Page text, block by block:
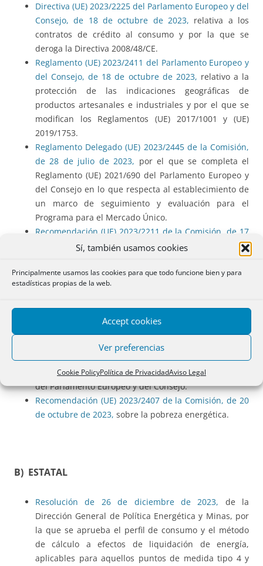
Sí, también usamos cookies
Principalmente usamos las cookies para que todo funcione bien y para
estadísticas propias de la web.
Accept cookies
Ver preferencias
Cookie PolicyPolítica de PrivacidadAviso Legal
Directiva (UE) 2023/2225 del Parlamento Europeo y del
Consejo, de 18 de octubre de 2023, relativa a los
contratos de crédito al consumo y por la que se
deroga la Directiva 2008/48/CE.
Reglamento (UE) 2023/2411 del Parlamento Europeo y
del Consejo, de 18 de octubre de 2023, relativo a la
protección de las indicaciones geográficas de
productos artesanales e industriales y por el que se
modifican los Reglamentos (UE) 2017/1001 y (UE)
2019/1753.
Reglamento Delegado (UE) 2023/2445 de la Comisión,
de 28 de julio de 2023, por el que se completa el
Reglamento (UE) 2021/690 del Parlamento Europeo y
del Consejo en lo que respecta al establecimiento de
un marco de seguimiento y evaluación para el
Programa para el Mercado Único.
Recomendación (UE) 2023/2211 de la Comisión, de 17
de octubre de 2023,relativa a los requisitos de
calidad de los procedimientos de resolución de
litigios ofrecidos por los mercados en línea y las
asociaciones empresariales de la Unión.
Comisión, de 17 de octubre de 2023,
modifica el Reglamento de Ejecución (UE) 2018/2066
en lo que respecta a la actualización del seguimiento
y la notificación de las emisiones de gases de efecto
invernadero en aplicación de la Directiva 2003/87/CE
del Parlamento Europeo y del Consejo.
Recomendación (UE) 2023/2407 de la Comisión, de 20
de octubre de 2023, sobre la pobreza energética.
B) ESTATAL
Resolución de 26 de diciembre de 2023, de la
Dirección General de Política Energética y Minas, por
la que se aprueba el perfil de consumo y el método
de cálculo a efectos de liquidación de energía,
aplicables para aquellos puntos de medida tipo 4 y